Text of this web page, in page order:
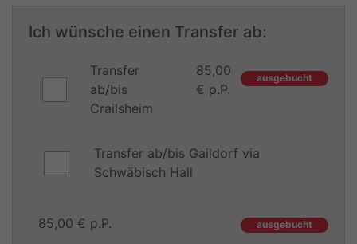
Ich wünsche einen Transfer ab:
Transfer
ab/bis
Crailsheim
85,00
€ p.P.
ausgebucht
Transfer ab/bis Gaildorf via
Schwäbisch Hall
85,00 € p.P. ausgebucht